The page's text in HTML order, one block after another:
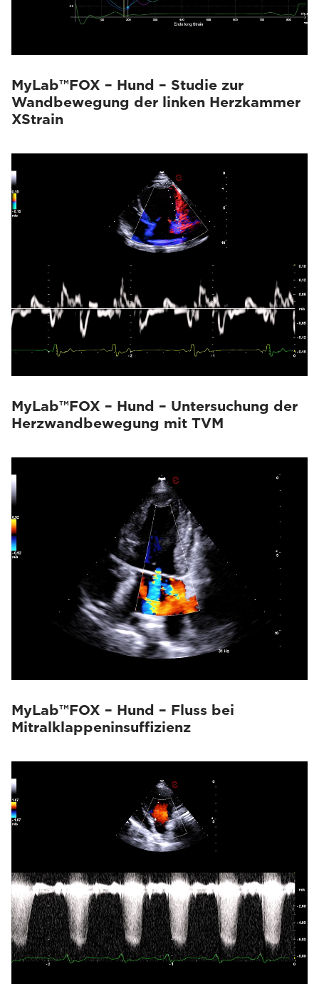
MyLab™FOX – Hund – Studie zur
Wandbewegung der linken Herzkammer
XStrain
MyLab™FOX – Hund – Untersuchung der
Herzwandbewegung mit TVM
MyLab™FOX – Hund – Fluss bei
Mitralklappeninsuffizienz